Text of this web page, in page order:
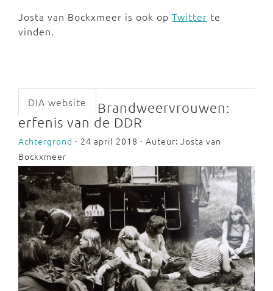
Josta van Bockxmeer is ook op Twitter te
vinden.
DIA website
Brandweervrouwen:
erfenis van de DDR
Achtergrond - 24 april 2018 - Auteur: Josta van
Bockxmeer